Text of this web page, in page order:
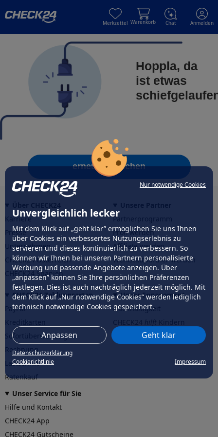
Nur notwendige Cookies
Unvergleichlich lecker
Mit dem Klick auf „geht klar” ermöglichen Sie uns Ihnen
über Cookies ein verbessertes Nutzungserlebnis zu
servieren und dieses kontinuierlich zu verbessern. So
können wir Ihnen bei unseren Partnern personalisierte
Werbung und passende Angebote anzeigen. Über
„anpassen” können Sie Ihre persönlichen Präferenzen
festlegen. Dies ist auch nachträglich jederzeit möglich. Mit
dem Klick auf „Nur notwendige Cookies” werden lediglich
technisch notwendige Cookies gespeichert.
Anpassen Geht klar
Datenschutzerklärung
Cookierichtlinie
Impressum
Merkzettel Warenkorb Chat Anmelden
Hoppla, da
ist etwas
erneut versuchen
Karriere
Presse
Unternehmen
CHECK24 Österreich
CHECK24 Spanien
Partnerprogramm
Profi werden
Affiliate werden
Werkstattpartner werden
CHECK24 Zahlungsarten
PayPal
Sofortüberweisung
Rechnung
Lastschrift
Ratenkauf
Unser Engagement
Nachhaltigkeit
CHECK24hilftder Natur
Unser Service für Sie
Hilfe und Kontakt
CHECK24 App
CHECK24 Gutscheine